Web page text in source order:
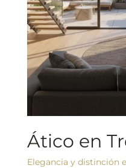
Ático en
Elegancia y distinción